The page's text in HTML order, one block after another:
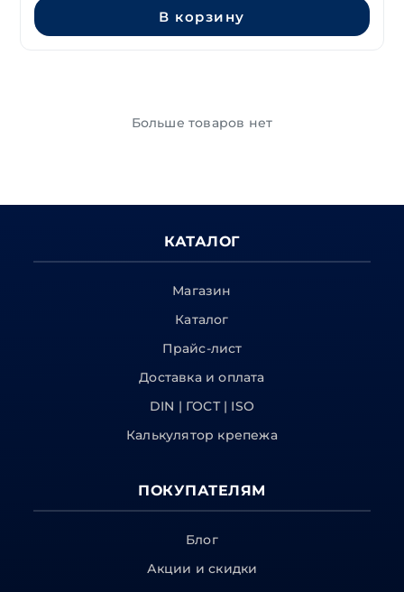
В корзину
Больше товаров нет
КАТАЛОГ
Магазин
Каталог
Прайс-лист
Доставка и оплата
DIN | ГОСТ | ISO
Калькулятор крепежа
ПОКУПАТЕЛЯМ
Блог
Акции и скидки